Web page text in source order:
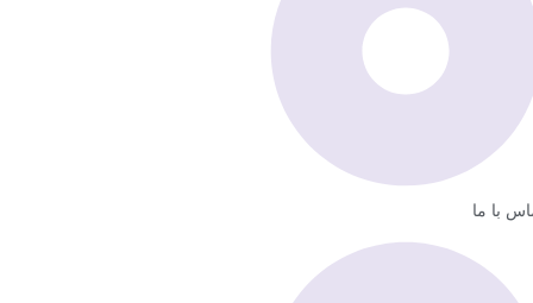
با ما